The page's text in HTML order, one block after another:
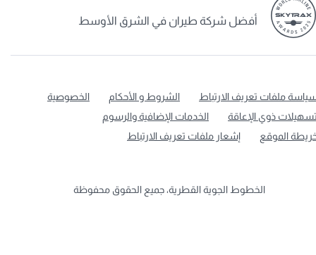
أفضل شركة طيران في الشرق الأوسط
ملفات تعريف الارتباط الشروط و الأحكام
الخصوصية
ذوي الإعاقة
الخدمات الإضافية والرسوم
الموقع
إشعار ملفات تعريف الارتباط
الخطوط الجوية القطرية، جميع الحقوق محفوظة